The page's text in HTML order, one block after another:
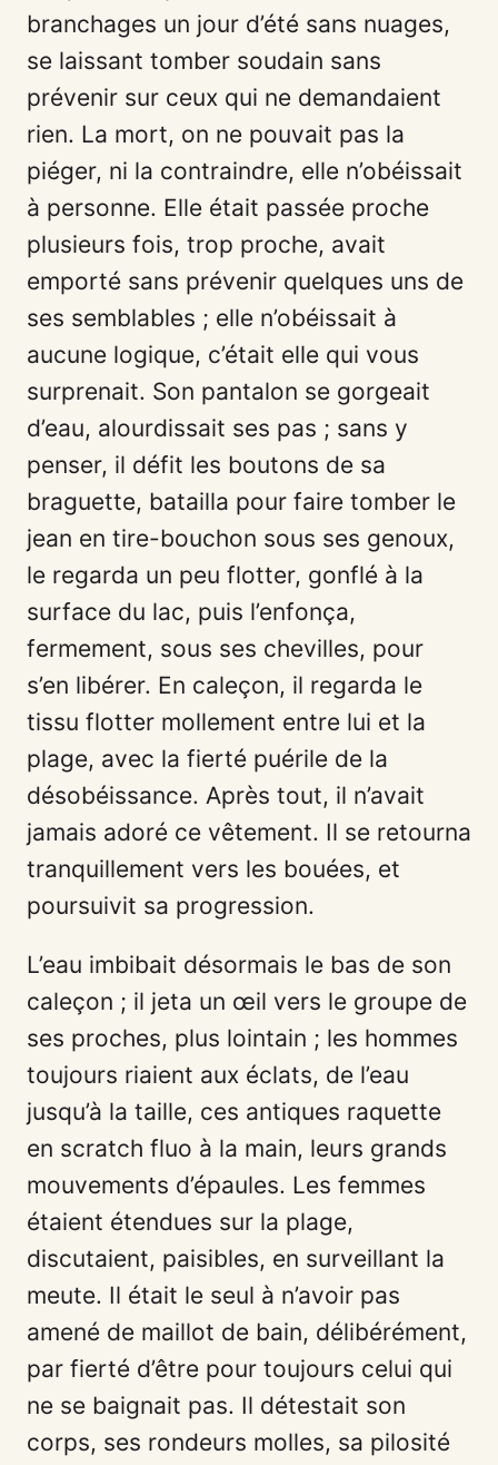
branchages un jour d’été sans nuages,
se laissant tomber soudain sans
prévenir sur ceux qui ne demandaient
rien. La mort, on ne pouvait pas la
piéger, ni la contraindre, elle n’obéissait
à personne. Elle était passée proche
plusieurs fois, trop proche, avait
emporté sans prévenir quelques uns de
ses semblables ; elle n’obéissait à
aucune logique, c’était elle qui vous
surprenait. Son pantalon se gorgeait
d’eau, alourdissait ses pas ; sans y
penser, il défit les boutons de sa
braguette, batailla pour faire tomber le
jean en tire-bouchon sous ses genoux,
le regarda un peu flotter, gonflé à la
surface du lac, puis l’enfonça,
fermement, sous ses chevilles, pour
s’en libérer. En caleçon, il regarda le
tissu flotter mollement entre lui et la
plage, avec la fierté puérile de la
désobéissance. Après tout, il n’avait
jamais adoré ce vêtement. Il se retourna
tranquillement vers les bouées, et
poursuivit sa progression.
L’eau imbibait désormais le bas de son
caleçon ; il jeta un œil vers le groupe de
ses proches, plus lointain ; les hommes
toujours riaient aux éclats, de l’eau
jusqu’à la taille, ces antiques raquette
en scratch fluo à la main, leurs grands
mouvements d’épaules. Les femmes
étaient étendues sur la plage,
discutaient, paisibles, en surveillant la
meute. Il était le seul à n’avoir pas
amené de maillot de bain, délibérément,
par fierté d’être pour toujours celui qui
ne se baignait pas. Il détestait son
corps, ses rondeurs molles, sa pilosité